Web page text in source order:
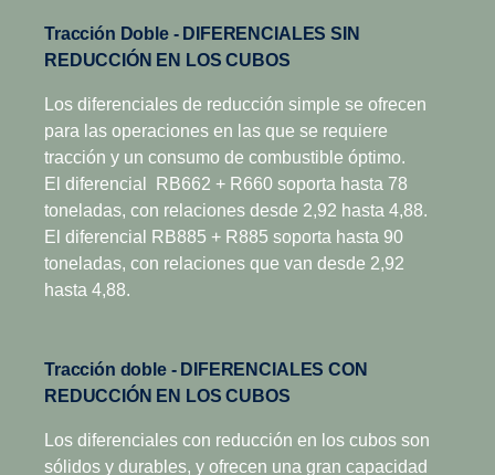
Tracción Doble - DIFERENCIALES SIN
REDUCCIÓN EN LOS CUBOS
Los diferenciales de reducción simple se ofrecen
para las operaciones en las que se requiere
tracción y un consumo de combustible óptimo.
El diferencial RB662 + R660 soporta hasta 78
toneladas, con relaciones desde 2,92 hasta 4,88.
El diferencial RB885 + R885 soporta hasta 90
toneladas, con relaciones que van desde 2,92
hasta 4,88.
Tracción doble - DIFERENCIALES CON
REDUCCIÓN EN LOS CUBOS
Los diferenciales con reducción en los cubos son
sólidos y durables, y ofrecen una gran capacidad